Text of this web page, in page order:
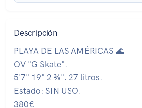
Descripción
PLAYA DE LAS AMÉRICAS 🌊
OV "G Skate".
5'7" 19" 2 ⅜". 27 litros.
Estado: SIN USO.
380€